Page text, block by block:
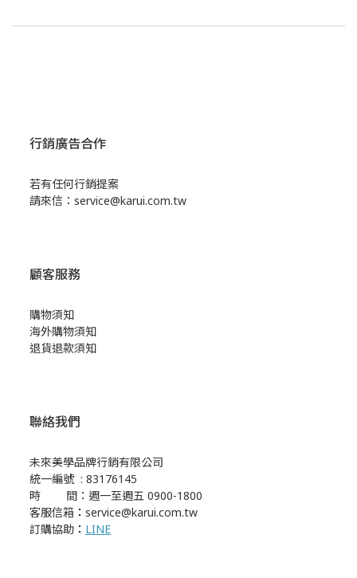
行銷廣告合作
若有任何行銷提案
請來信：service@karui.com.tw
顧客服務
購物須知
海外購物須知
退貨退款須知
聯絡我們
未來美學品牌行銷有限公司
統一編號 : 83176145
時 間：週一至週五 0900-1800
客服信箱 ： service@karui.com.tw
訂購協助 ： LINE